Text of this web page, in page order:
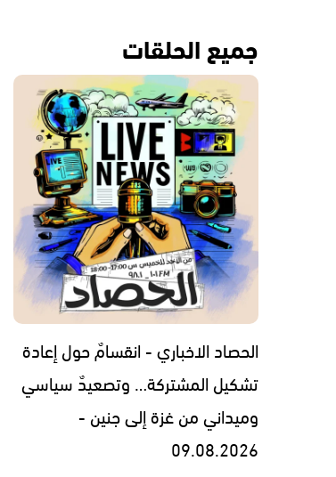
جميع الحلقات
الحصاد الاخباري - انقسامٌ حول إعادة
تشكيل المشتركة… وتصعيدٌ سياسي
وميداني من غزة إلى جنين -
09.08.2026